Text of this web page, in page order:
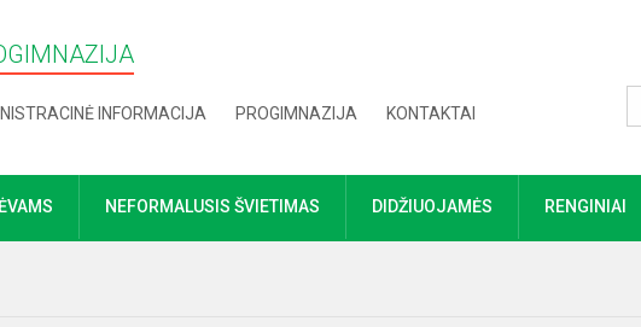
INFORMACIJA PROGIMNAZIJA KONTAKTAI
NEFORMALUSIS ŠVIETIMAS DIDŽIUOJAMĖS RENGINIAI